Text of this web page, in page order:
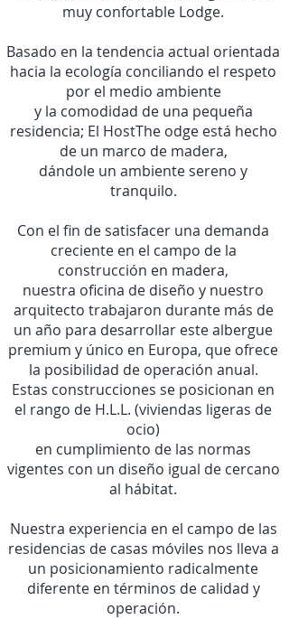
muy confortable Lodge.
Basado en la tendencia actual orientada
hacia la ecología conciliando el respeto
por el medio ambiente
y la comodidad de una pequeña
residencia; El HostThe odge está hecho
de un marco de madera,
dándole un ambiente sereno y
tranquilo.
Con el fin de satisfacer una demanda
creciente en el campo de la
construcción en madera,
nuestra oficina de diseño y nuestro
arquitecto trabajaron durante más de
un año para desarrollar este albergue
premium y único en Europa, que ofrece
la posibilidad de operación anual.
Estas construcciones se posicionan en
el rango de H.L.L. (viviendas ligeras de
ocio)
en cumplimiento de las normas
vigentes con un diseño igual de cercano
al hábitat.
Nuestra experiencia en el campo de las
residencias de casas móviles nos lleva a
un posicionamiento radicalmente
diferente en términos de calidad y
operación.